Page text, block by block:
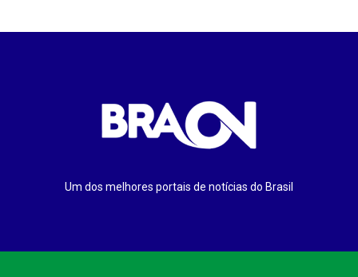
Um dos melhores portais de notícias do Brasil